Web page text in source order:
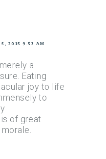
5, 2015 9:53 AM
a
Eating
joy to life
to
of great